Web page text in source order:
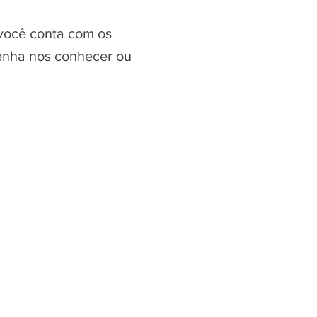
conta com os
nos conhecer ou